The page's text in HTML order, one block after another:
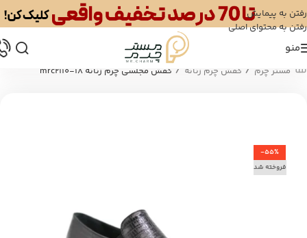
رفتن به پیمایش
رفتن به محتوای اصلی
منو
مستر چرم / کفش چرم زنانه / کفش مجلسی چرم زنانه mrc2110-18
-55%
فروخته شد